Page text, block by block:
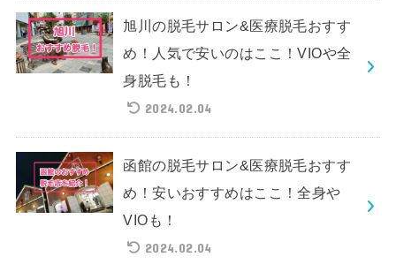
旭川の脱毛サロン&医療脱毛おすす
め！人気で安いのはここ！VIOや全
身脱毛も！
2024.02.04
函館の脱毛サロン&医療脱毛おすす
め！安いおすすめはここ！全身や
VIOも！
2024.02.04